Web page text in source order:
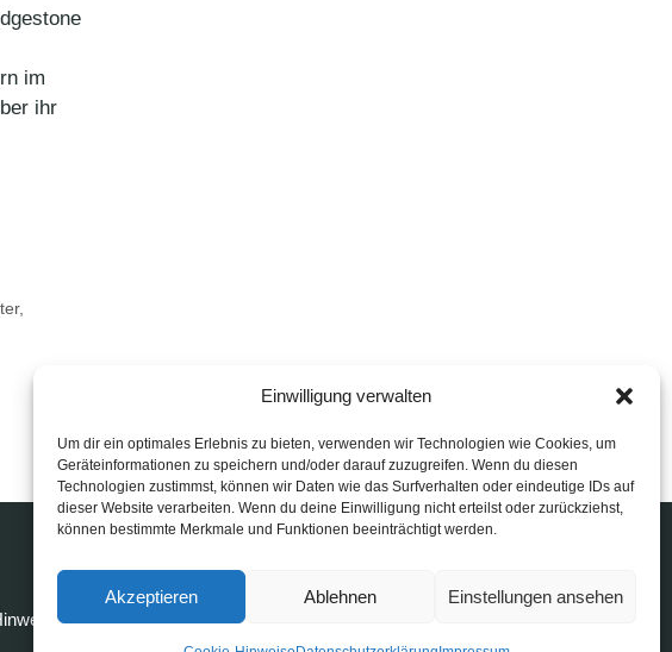
Einwilligung verwalten
Um dir ein optimales Erlebnis zu bieten, verwenden wir Technologien wie Cookies, um
Geräteinformationen zu speichern und/oder darauf zuzugreifen. Wenn du diesen
Technologien zustimmst, können wir Daten wie das Surfverhalten oder eindeutige IDs auf
dieser Website verarbeiten. Wenn du deine Einwilligung nicht erteilst oder zurückziehst,
können bestimmte Merkmale und Funktionen beeinträchtigt werden.
Akzeptieren Ablehnen Einstellungen ansehen
im
ihr
,
FAQ